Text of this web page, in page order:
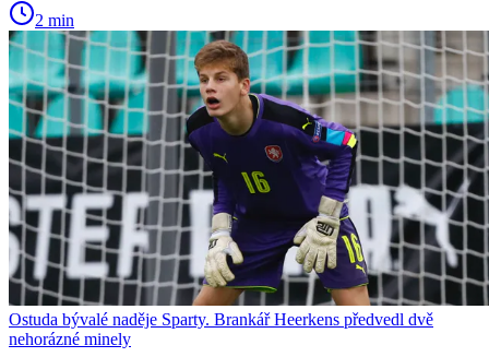
2 min
Ostuda bývalé naděje Sparty. Brankář Heerkens předvedl dvě
nehorázné minely